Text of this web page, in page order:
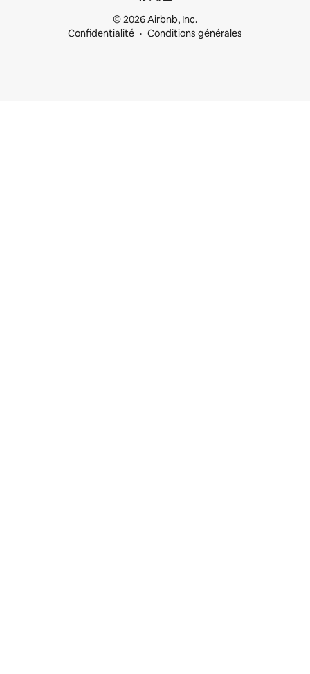
© 2026 Airbnb, Inc.
Confidentialité
Conditions générales